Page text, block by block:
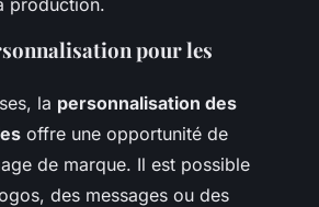
pour les
la personnalisation des
offre une opportunité de
de marque. Il est possible
des messages ou des